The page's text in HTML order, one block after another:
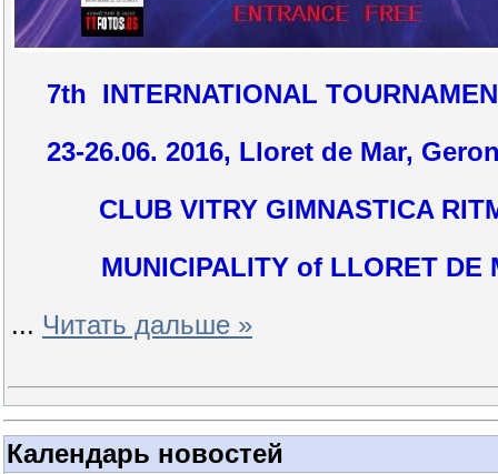
7th INTERNATIONAL
23-26.06. 2016, Lloret de Mar,
CLUB VITRY GIMNASTICA
MUNICIPALITY of LLORET DE
... Читать дальше »
Календарь новостей